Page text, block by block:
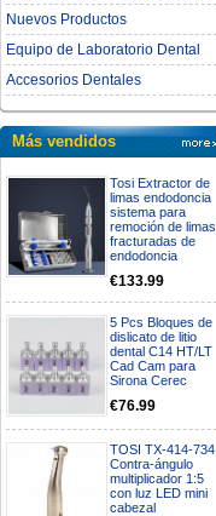
Nuevos Productos
Equipo de Laboratorio Dental
Accesorios Dentales
Más vendidos
Tosi Extractor de
limas endodoncia
sistema para
remoción de limas
fracturadas de
endodoncia
€133.99
5 Pcs Bloques de
dislicato de litio
dental C14 HT/LT
Cad Cam para
Sirona Cerec
€76.99
TOSI TX-414-734
Contra-ángulo
multiplicador 1:5
con luz LED mini
cabezal